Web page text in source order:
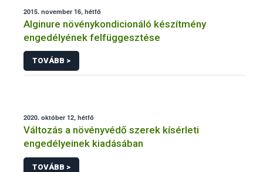
2015. november 16, hétfő
Alginure növénykondicionáló készítmény
engedélyének felfüggesztése
TOVÁBB >
2020. október 12, hétfő
Változás a növényvédő szerek kísérleti
engedélyeinek kiadásában
TOVÁBB >